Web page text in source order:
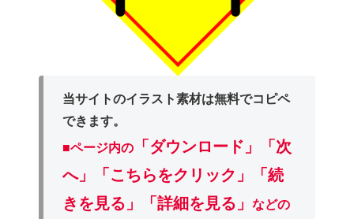
当サイトのイラスト素材は無料でコピペ
できます。
■ページ内の
「ダウンロード」
「次
へ」「こちらをクリック」「続
きを見る」「詳細を見る」などの